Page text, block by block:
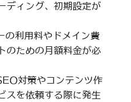
ディング、初期設定が
の利用料やドメイン費
のための月額料金が必
対策やコンテンツ作
スを依頼する際に発生